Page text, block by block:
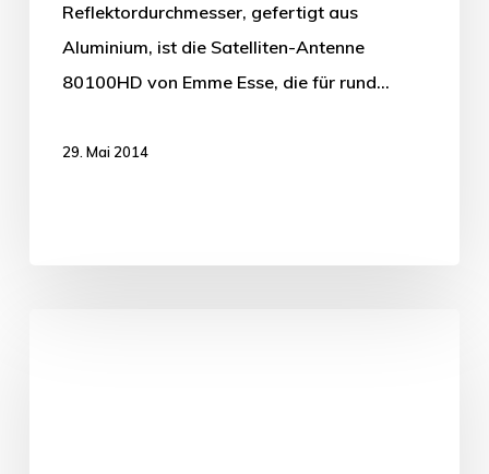
Reflektordurchmesser, gefertigt aus
Aluminium, ist die Satelliten-Antenne
80100HD von Emme Esse, die für rund…
29. Mai 2014